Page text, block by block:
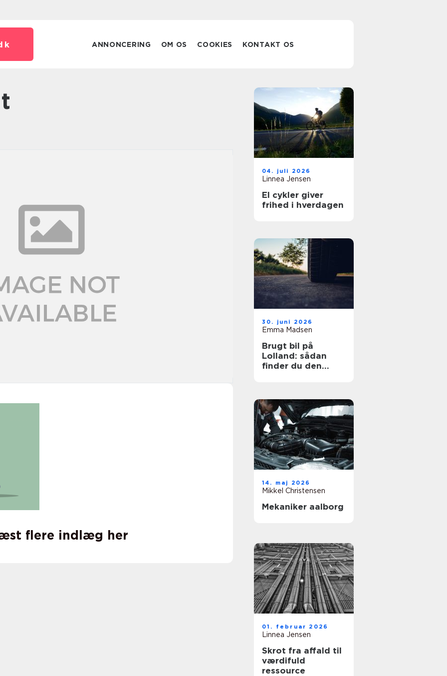
ANNONCERING OM OS COOKIES KONTAKT OS
flere indlæg her
04. juli 2026
Linnea Jensen
El cykler giver
frihed i hverdagen
30. juni 2026
Emma Madsen
Brugt bil på
Lolland: sådan
finder du den
14. maj 2026
Mikkel Christensen
Mekaniker aalborg
01. februar 2026
Linnea Jensen
Skrot fra affald til
værdifuld
ressource